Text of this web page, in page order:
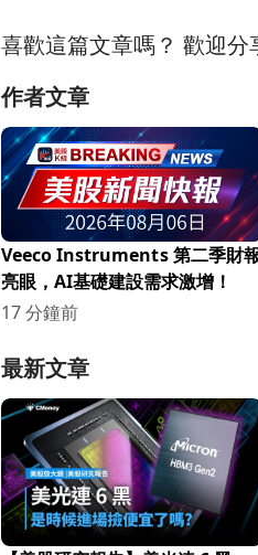
喜歡這篇文章嗎？歡迎分
作者文章
Veeco Instruments 第二季財
亮眼，AI基礎建設需求激增！
17 分鐘前
最新文章